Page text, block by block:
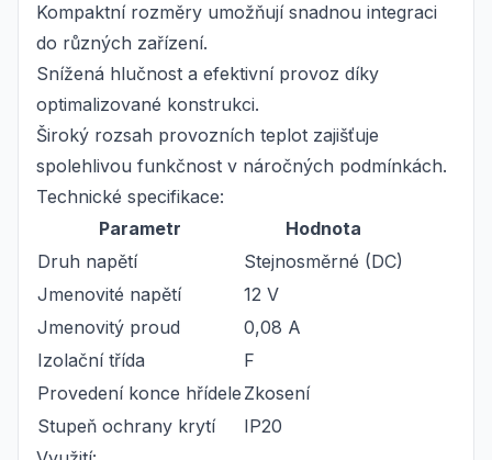
Kompaktní rozměry umožňují snadnou integraci
do různých zařízení.
Snížená hlučnost a efektivní provoz díky
optimalizované konstrukci.
Široký rozsah provozních teplot zajišťuje
spolehlivou funkčnost v náročných podmínkách.
Technické specifikace:
Parametr
Hodnota
Druh napětí
Stejnosměrné (DC)
Jmenovité napětí
12 V
Jmenovitý proud
0,08 A
Izolační třída
F
Provedení konce hřídele Zkosení
Stupeň ochrany krytí
IP20